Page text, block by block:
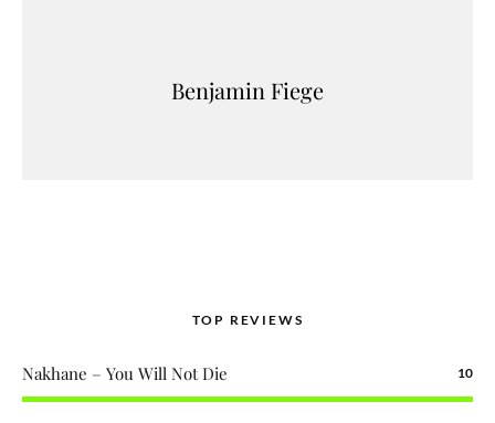
Benjamin Fiege
TOP REVIEWS
Nakhane – You Will Not Die 10